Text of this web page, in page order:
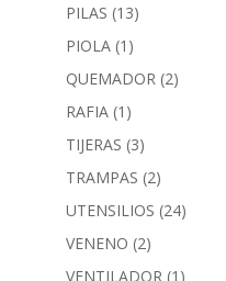
PILAS (13)
PIOLA (1)
QUEMADOR (2)
RAFIA (1)
TIJERAS (3)
TRAMPAS (2)
UTENSILIOS (24)
VENENO (2)
VENTILADOR (1)